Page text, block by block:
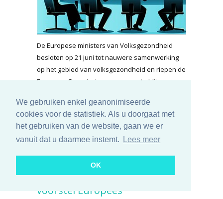
We gebruiken enkel geanonimiseerde
cookies voor de statistiek. Als u doorgaat met
het gebruiken van de website, gaan we er
vanuit dat u daarmee instemt.
Lees meer
OK
De Europese ministers van Volksgezondheid
besloten op 21 juni tot nauwere samenwerking
op het gebied van volksgezondheid en riepen de
Europese Commissie op voorrang te blijven
ook een Deens voorstel om een Europees
smaakjesverbod voor e-sigaretten in te stellen.
EU-ministers bespreken Deens
voorstel Europees